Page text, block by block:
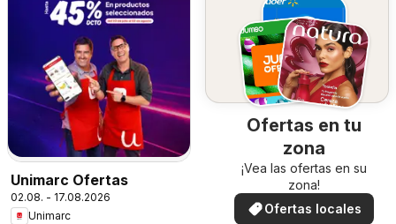
Unimarc Ofertas
02.08. - 17.08.2026
Unimarc
Ofertas en tu
zona
¡Vea las ofertas en su
zona!
Ofertas locales